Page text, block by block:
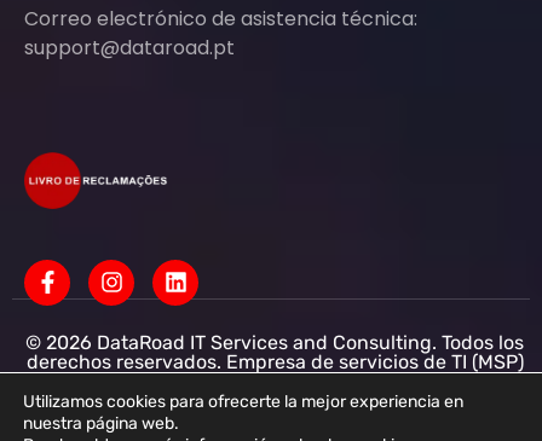
Correo electrónico de asistencia técnica:
support@dataroad.pt
© 2026 DataRoad IT Services and Consulting. Todos los
derechos reservados. Empresa de servicios de TI (MSP)
Servicios informáticos - Asistencia informática - Redes
informáticas para empresas - Soporte informático
Utilizamos cookies para ofrecerte la mejor experiencia en
nuestra página web.